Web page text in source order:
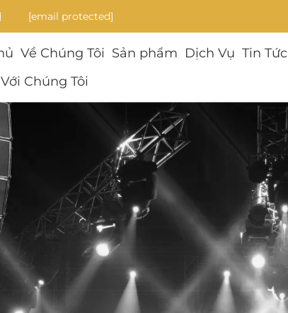
[email protected]
Về Chúng Tôi Sản phẩm Dịch Vụ Tin Tức
Chúng Tôi